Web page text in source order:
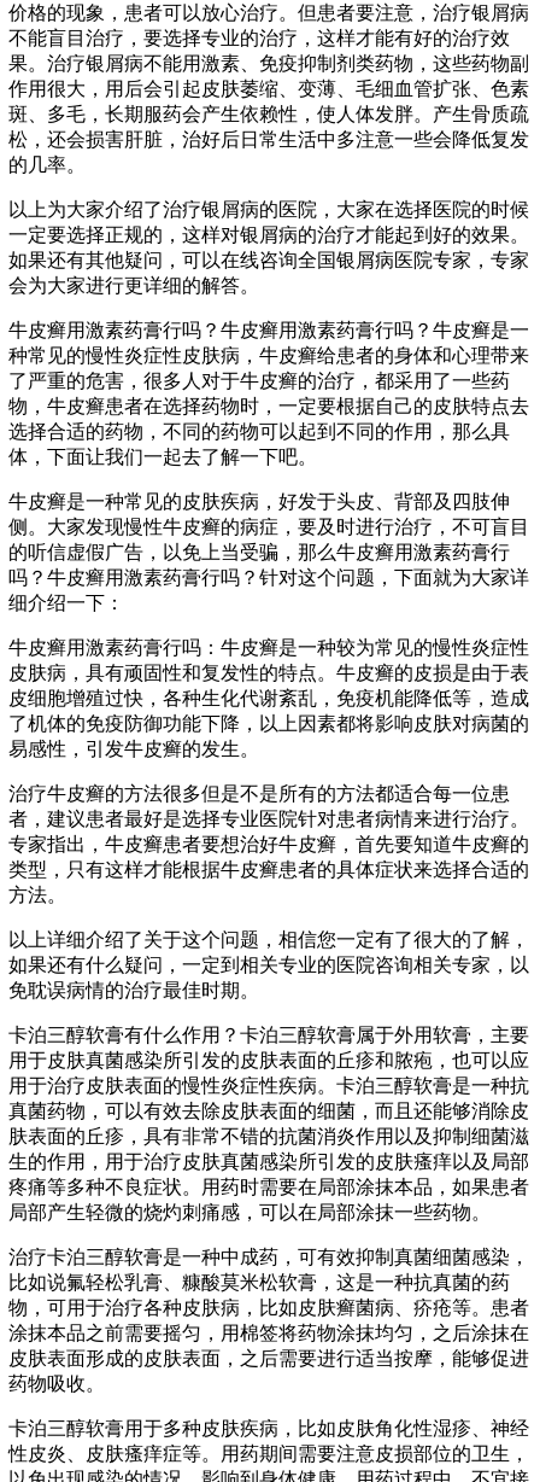
价格的现象，患者可以放心治疗。但患者要注意，治疗银屑病
不能盲目治疗，要选择专业的治疗，这样才能有好的治疗效
果。治疗银屑病不能用激素、免疫抑制剂类药物，这些药物副
作用很大，用后会引起皮肤萎缩、变薄、毛细血管扩张、色素
斑、多毛，长期服药会产生依赖性，使人体发胖。产生骨质疏
松，还会损害肝脏，治好后日常生活中多注意一些会降低复发
的几率。
以上为大家介绍了治疗银屑病的医院，大家在选择医院的时候
一定要选择正规的，这样对银屑病的治疗才能起到好的效果。
如果还有其他疑问，可以在线咨询全国银屑病医院专家，专家
会为大家进行更详细的解答。
牛皮癣用激素药膏行吗？牛皮癣用激素药膏行吗？牛皮癣是一
种常见的慢性炎症性皮肤病，牛皮癣给患者的身体和心理带来
了严重的危害，很多人对于牛皮癣的治疗，都采用了一些药
物，牛皮癣患者在选择药物时，一定要根据自己的皮肤特点去
选择合适的药物，不同的药物可以起到不同的作用，那么具
体，下面让我们一起去了解一下吧。
牛皮癣是一种常见的皮肤疾病，好发于头皮、背部及四肢伸
侧。大家发现慢性牛皮癣的病症，要及时进行治疗，不可盲目
的听信虚假广告，以免上当受骗，那么牛皮癣用激素药膏行
吗？牛皮癣用激素药膏行吗？针对这个问题，下面就为大家详
细介绍一下：
牛皮癣用激素药膏行吗：牛皮癣是一种较为常见的慢性炎症性
皮肤病，具有顽固性和复发性的特点。牛皮癣的皮损是由于表
皮细胞增殖过快，各种生化代谢紊乱，免疫机能降低等，造成
了机体的免疫防御功能下降，以上因素都将影响皮肤对病菌的
易感性，引发牛皮癣的发生。
治疗牛皮癣的方法很多但是不是所有的方法都适合每一位患
者，建议患者最好是选择专业医院针对患者病情来进行治疗。
专家指出，牛皮癣患者要想治好牛皮癣，首先要知道牛皮癣的
类型，只有这样才能根据牛皮癣患者的具体症状来选择合适的
方法。
以上详细介绍了关于这个问题，相信您一定有了很大的了解，
如果还有什么疑问，一定到相关专业的医院咨询相关专家，以
免耽误病情的治疗最佳时期。
卡泊三醇软膏有什么作用？卡泊三醇软膏属于外用软膏，主要
用于皮肤真菌感染所引发的皮肤表面的丘疹和脓疱，也可以应
用于治疗皮肤表面的慢性炎症性疾病。卡泊三醇软膏是一种抗
真菌药物，可以有效去除皮肤表面的细菌，而且还能够消除皮
肤表面的丘疹，具有非常不错的抗菌消炎作用以及抑制细菌滋
生的作用，用于治疗皮肤真菌感染所引发的皮肤瘙痒以及局部
疼痛等多种不良症状。用药时需要在局部涂抹本品，如果患者
局部产生轻微的烧灼刺痛感，可以在局部涂抹一些药物。
治疗卡泊三醇软膏是一种中成药，可有效抑制真菌细菌感染，
比如说氟轻松乳膏、糠酸莫米松软膏，这是一种抗真菌的药
物，可用于治疗各种皮肤病，比如皮肤癣菌病、疥疮等。患者
涂抹本品之前需要摇匀，用棉签将药物涂抹均匀，之后涂抹在
皮肤表面形成的皮肤表面，之后需要进行适当按摩，能够促进
药物吸收。
卡泊三醇软膏用于多种皮肤疾病，比如皮肤角化性湿疹、神经
性皮炎、皮肤瘙痒症等。用药期间需要注意皮损部位的卫生，